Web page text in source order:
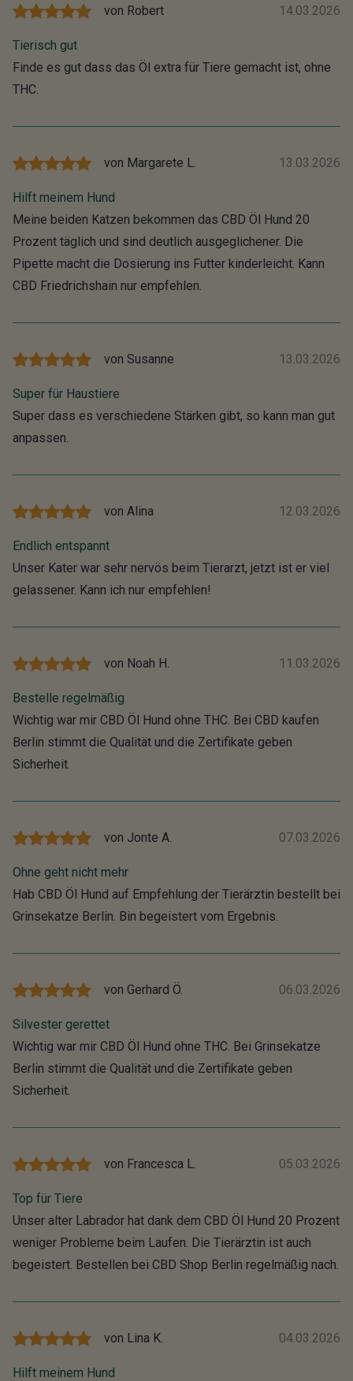
von Robert 14.03.2026
Tierisch gut
Finde es gut dass das Öl extra für Tiere gemacht ist, ohne
THC.
von Margarete L. 13.03.2026
Hilft meinem Hund
Meine beiden Katzen bekommen das CBD Öl Hund 20
Prozent täglich und sind deutlich ausgeglichener. Die
Pipette macht die Dosierung ins Futter kinderleicht. Kann
CBD Friedrichshain nur empfehlen.
von Susanne 13.03.2026
Super für Haustiere
Super dass es verschiedene Stärken gibt, so kann man gut
anpassen.
von Alina 12.03.2026
Endlich entspannt
Unser Kater war sehr nervös beim Tierarzt, jetzt ist er viel
gelassener. Kann ich nur empfehlen!
von Noah H. 11.03.2026
Bestelle regelmäßig
Wichtig war mir CBD Öl Hund ohne THC. Bei CBD kaufen
Berlin stimmt die Qualität und die Zertifikate geben
Sicherheit.
von Jonte A. 07.03.2026
Ohne geht nicht mehr
Hab CBD Öl Hund auf Empfehlung der Tierärztin bestellt bei
Grinsekatze Berlin. Bin begeistert vom Ergebnis.
von Gerhard Ö. 06.03.2026
Silvester gerettet
Wichtig war mir CBD Öl Hund ohne THC. Bei Grinsekatze
Berlin stimmt die Qualität und die Zertifikate geben
Sicherheit.
von Francesca L. 05.03.2026
Top für Tiere
Unser alter Labrador hat dank dem CBD Öl Hund 20 Prozent
weniger Probleme beim Laufen. Die Tierärztin ist auch
begeistert. Bestellen bei CBD Shop Berlin regelmäßig nach.
von Lina K. 04.03.2026
Hilft meinem Hund